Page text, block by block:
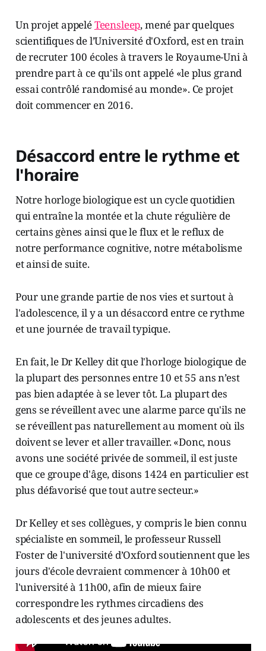
Un projet appeléTeensleep, mené par quelques
scientifiques de l’Université d'Oxford, est en train
de recruter 100 écoles à travers le Royaume­-Uni à
prendre part à ce qu'ils ont appelé «le plus grand
essai contrôlé randomisé au monde». Ce projet
doit commencer en 2016.
Désaccord entre le rythme et
l'horaire
Notre horloge biologique est un cycle quotidien
qui entraîne la montée et la chute régulière de
certains gènes ainsi que le flux et le reflux de
notre performance cognitive, notre métabolisme
et ainsi de suite.
Pour une grande partie de nos vies et surtout à
l'adolescence, il y a un désaccord entre ce rythme
et une journée de travail typique.
En fait, le Dr Kelley dit que l'horloge biologique de
la plupart des personnes entre 10 et 55 ans n’est
pas bien adaptée à se lever tôt. La plupart des
gens se réveillent avec une alarme parce qu'ils ne
se réveillent pas naturellement au moment où ils
doivent se lever et aller travailler. «Donc, nous
avons une société privée de sommeil, il est juste
que ce groupe d'âge, disons 14­24 en particulier est
plus défavorisé que tout autre secteur.»
Dr Kelley et ses collègues, y compris le bien connu
spécialiste en sommeil, le professeur Russell
Foster de l'université d’Oxford soutiennent que les
jours d'école devraient commencer à 10h00 et
l'université à 11h00, afin de mieux faire
correspondre les rythmes circadiens des
adolescents et des jeunes adultes.